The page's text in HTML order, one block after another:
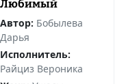
Любимый
Автор: Бобылева
Дарья
Исполнитель:
Райциз Вероника